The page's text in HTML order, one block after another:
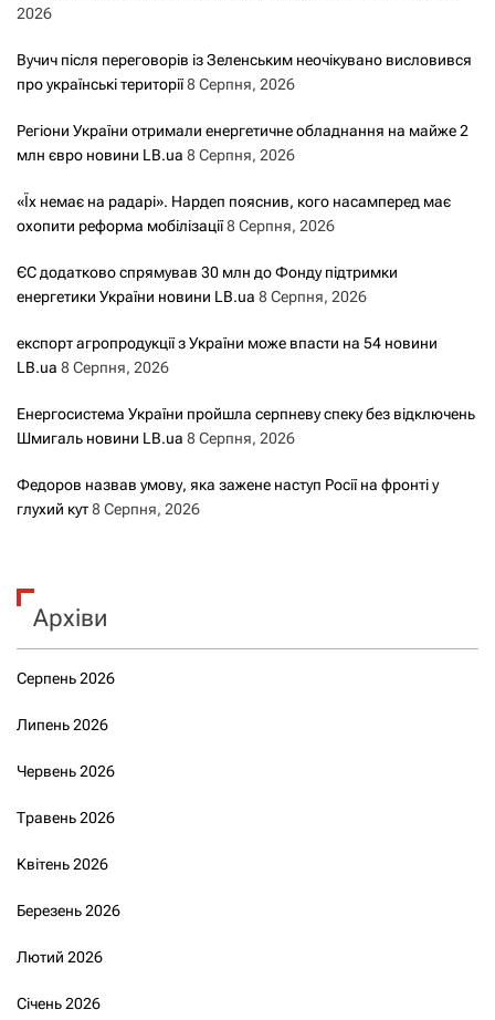
2026
Вучич після переговорів із Зеленським неочікувано висловився
про українські території8 Серпня, 2026
Регіони України отримали енергетичне обладнання на майже 2
млн євро новини LB.ua 8 Серпня, 2026
«Їх немає на радарі». Нардеп пояснив, кого насамперед має
охопити реформа мобілізації8 Серпня, 2026
ЄС додатково спрямував 30 млн до Фонду підтримки
енергетики України новини LB.ua 8 Серпня, 2026
експорт агропродукції з України може впасти на 54 новини
LB.ua 8 Серпня, 2026
Енергосистема України пройшла серпневу спеку без відключень
Шмигаль новини LB.ua 8 Серпня, 2026
Федоров назвав умову, яка зажене наступ Росії на фронті у
глухий кут8 Серпня, 2026
Архіви
Серпень 2026
Липень 2026
Червень 2026
Травень 2026
Квітень 2026
Березень 2026
Лютий 2026
Січень 2026